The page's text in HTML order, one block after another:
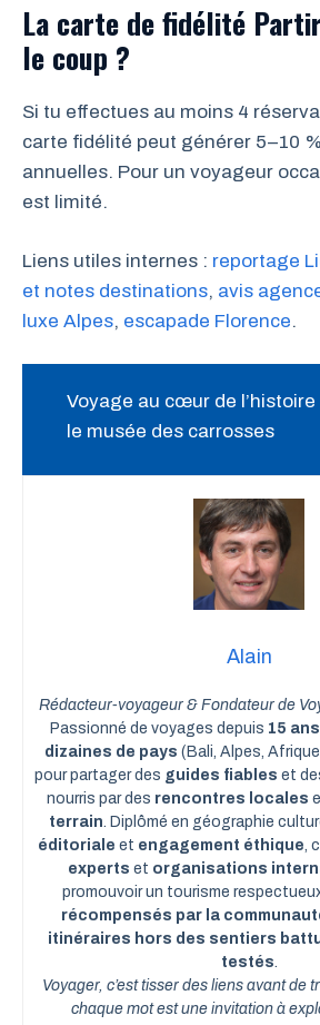
La carte de fidélité
le coup ?
Si tu effectues au moins 4
carte fidélité peut générer 5–10
annuelles. Pour un voyageur
est limité.
Liens utiles internes : reportage
et notes destinations, avis
luxe Alpes, escapade Florence.
Voyage au cœur de
le musée des carrosses
Alain
Rédacteur-voyageur & Fondateur de
Passionné de voyages depuis 15 ans
dizaines de pays (Bali, Alpes,
pour partager des guides fiables et
nourris par des rencontres locales
terrain . Diplômé en géographie
éditoriale et engagement éthique ,
experts et organisations
promouvoir un tourisme
récompensés par la
itinéraires hors des sentiers
testés
Voyager, c’est tisser des liens avant de
chaque mot est une invitation à